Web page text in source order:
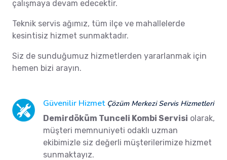
çalışmaya devam edecektir.
Teknik servis ağımız, tüm ilçe ve mahallelerde
kesintisiz hizmet sunmaktadır.
Siz de sunduğumuz hizmetlerden yararlanmak için
hemen bizi arayın.
Güvenilir Hizmet Çözüm Merkezi Servis Hizmetleri
Demirdöküm Tunceli Kombi Servisi olarak,
müşteri memnuniyeti odaklı uzman
ekibimizle siz değerli müşterilerimize hizmet
sunmaktayız.